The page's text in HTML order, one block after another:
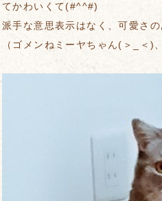
てかわいくて(#^^#)
派手な意思表示はなく、可愛さ
（ゴメンねミーヤちゃん(＞_＜)